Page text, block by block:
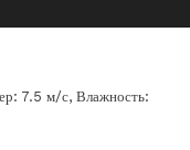
7.5 м/с, Влажность: